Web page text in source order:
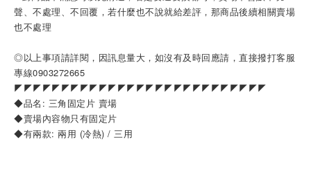
聲、不處理、不回覆，若什麼也不說就給差評，那商品後續相關賣場
也不處理
◎以上事項請詳閱，因訊息量大，如沒有及時回應請，直接撥打客服
專線0903272665
◤◤◤◤◤◤◤◤◤◤◤◤◤◤◤◤◤◤◤◤◤◤◤◤◤◤◤
◆品名: 三角固定片 賣場
◆賣場內容物只有固定片
◆有兩款: 兩用 (冷熱) / 三用